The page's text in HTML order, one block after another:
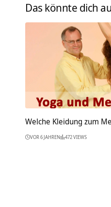
Das könnte dich
Welche Kleidung zum
VOR 6 JAHREN 472 VIEWS